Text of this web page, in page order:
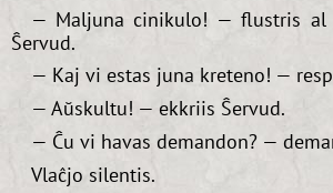
— Maljuna cinikulo! — flustris al
Ŝervud.
— Kaj vi estas juna kreteno! —
— Aŭskultu! — ekkriis Ŝervud.
— Ĉu vi havas demandon? —
Vlaĉjo silentis.